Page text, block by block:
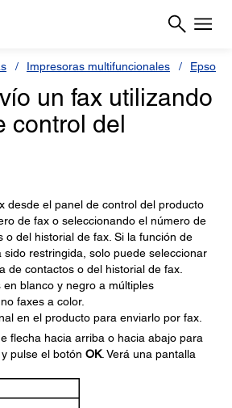
Impresoras multifuncionales Epson L
un fax utilizando
control del
desde el panel de control del producto
de fax o seleccionando el número de
o del historial de fax. Si la función de
sido restringida, solo puede seleccionar
de contactos o del historial de fax.
en blanco y negro a múltiples
faxes a color.
en el producto para enviarlo por fax.
flecha hacia arriba o hacia abajo para
pulse el botón OK. Verá una pantalla